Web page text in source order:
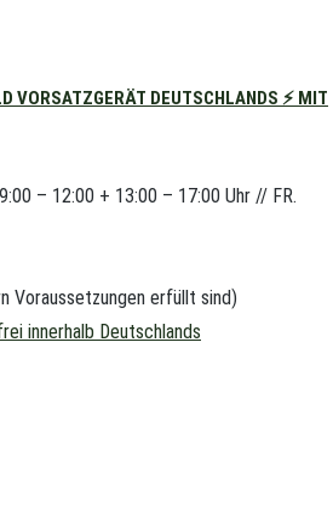
VORSATZGERÄT DEUTSCHLANDS ⚡ MIT
– 12:00 + 13:00 – 17:00 Uhr // FR.
Voraussetzungen erfüllt sind)
innerhalb Deutschlands